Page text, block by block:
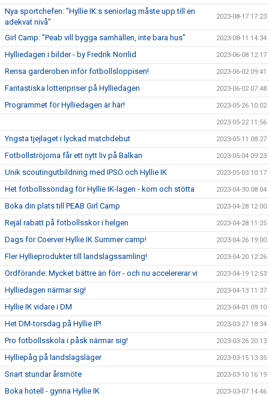
Nya sportchefen: ”Hyllie IK:s seniorlag måste upp till en
adekvat nivå”
2023-08-17 17:23
Girl Camp: ”Peab vill bygga samhällen, inte bara hus” 2023-08-11 14:34
Hylliedagen i bilder - by Fredrik Norrlid 2023-06-08 12:17
Rensa garderoben inför fotbollsloppisen! 2023-06-02 09:41
Fantastiska lotteripriser på Hylliedagen 2023-06-02 07:48
Programmet för Hylliedagen är här! 2023-05-26 10:02
2023-05-22 11:56
Yngsta tjejlaget i lyckad matchdebut 2023-05-11 08:27
Fotbollströjorna får ett nytt liv på Balkan 2023-05-04 09:23
Unik scoutingutbildning med IPSO och Hyllie IK 2023-05-03 10:17
Het fotbollssöndag för Hyllie IK-lagen - kom och stötta 2023-04-30 08:04
Boka din plats till PEAB Girl Camp 2023-04-28 12:00
Rejäl rabatt på fotbollsskor i helgen 2023-04-28 11:25
Dags för Coerver Hyllie IK Summer camp! 2023-04-26 19:00
Fler Hyllieprodukter till landslagssamling! 2023-04-20 12:26
Ordförande: Mycket bättre än förr - och nu accelererar vi 2023-04-19 12:53
Hylliedagen närmar sig! 2023-04-13 11:37
Hyllie IK vidare i DM 2023-04-01 09:10
Het DM-torsdag på Hyllie IP! 2023-03-27 18:34
Pro fotbollsskola i påsk närmar sig! 2023-03-26 20:13
Hylliepåg på landslagsläger 2023-03-15 13:35
Snart stundar årsmöte 2023-03-10 16:19
Boka hotell - gynna Hyllie IK 2023-03-07 14:46